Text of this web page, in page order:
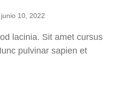
junio 10, 2022
lacinia. Sit amet cursus
pulvinar sapien et